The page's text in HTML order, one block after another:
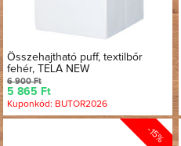
Összehajtható puff, textilbőr
fehér, TELA NEW
6 900 Ft
5 865 Ft
Kuponkód: BUTOR2026
-15%